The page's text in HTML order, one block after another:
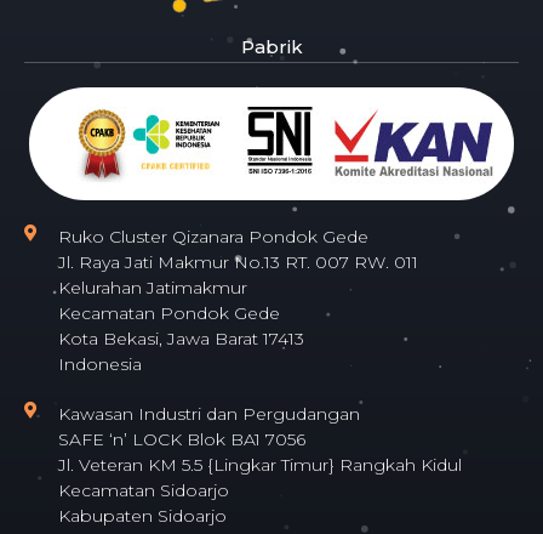
Pabrik
Ruko Cluster Qizanara Pondok Gede
Jl. Raya Jati Makmur No.13 RT. 007 RW. 011
Kelurahan Jatimakmur
Kecamatan Pondok Gede
Kota Bekasi, Jawa Barat 17413
Indonesia
Kawasan Industri dan Pergudangan
SAFE ‘n’ LOCK Blok BA1 7056
Jl. Veteran KM 5.5 {Lingkar Timur} Rangkah Kidul
Kecamatan Sidoarjo
Kabupaten Sidoarjo